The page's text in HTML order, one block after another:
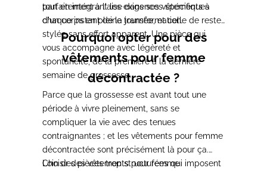
tout en intégrant les exigences spécifiques
d'un corps en pleine transformation.
parfaitement à l'aise dans ses vêtements à
chaque instant de la journée, et celle de rester
stylée sans effort apparent. Une pièce qui
vous accompagne avec légèreté et
spontanéité, de la première à la dernière
semaine de grossesse.
Pourquoi opter pour des
vêtements pour femme
décontractée ?
Parce que la grossesse est avant tout une
période à vivre pleinement, sans se
compliquer la vie avec des tenues
contraignantes ; et les vêtements pour femme
décontractée sont précisément là pour ça.
Loin des pièces trop structurées qui imposent
Choisir des vêtements pour femme